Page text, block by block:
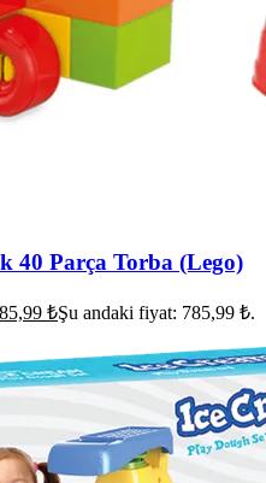
40 Parça Torba (Lego)
₺Şu andaki fiyat: 785,99 ₺.